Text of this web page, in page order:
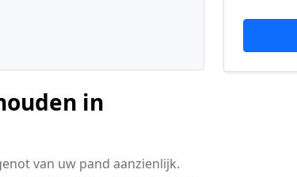
in
van uw pand aanzienlijk.